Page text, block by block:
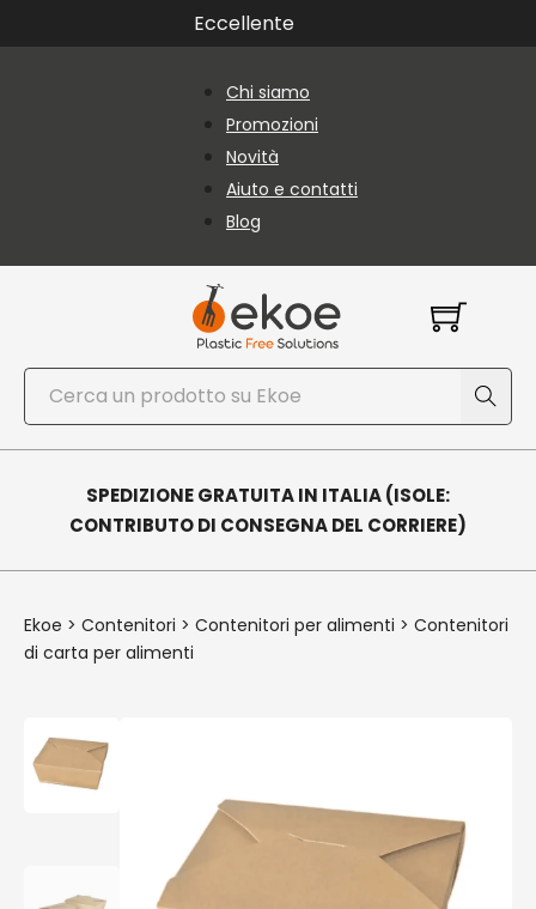
Vai al contenuto principale
Vai al piè di paginaEccellente
Chi siamo
Promozioni
Novità
Aiuto e contatti
Blog
Cerca
SPEDIZIONE GRATUITA IN ITALIA (ISOLE:
CONTRIBUTO DI CONSEGNA DEL CORRIERE)
Ekoe > Contenitori > Contenitori per alimenti > Contenitori
di carta per alimenti